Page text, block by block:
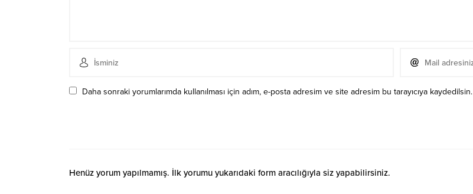
Daha sonraki yorumlarımda kullanılması için adım, e-posta adresim ve site adresim bu tarayıcıya kaydedilsin.
Henüz yorum yapılmamış. İlk yorumu yukarıdaki form aracılığıyla siz yapabilirsiniz.